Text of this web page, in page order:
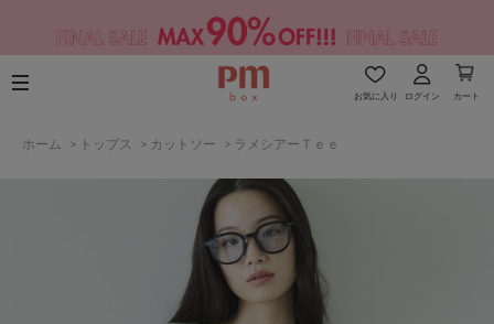
お気に入り ログイン カート
ホーム > トップス > カットソー > ラメシアーＴｅｅ